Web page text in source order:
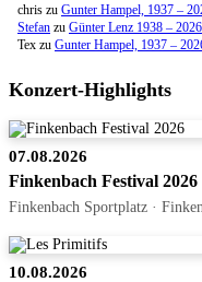
chris zu Gunter Hampel, 1937 –
Stefan zu Günter Lenz 1938 – 2026
Tex zu Gunter Hampel, 1937 –
Konzert-Highlights
07.08.2026
Finkenbach Festival 2026
Finkenbach Sportplatz ·
10.08.2026